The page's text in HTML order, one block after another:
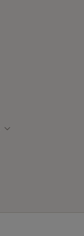
Zmień miasto